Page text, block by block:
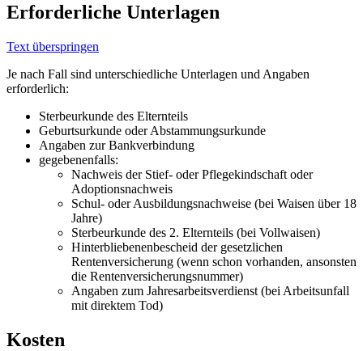
Erforderliche Unterlagen
Text überspringen
Je nach Fall sind unterschiedliche Unterlagen und Angaben
erforderlich:
Sterbeurkunde des Elternteils
Geburtsurkunde oder Abstammungsurkunde
Angaben zur Bankverbindung
gegebenenfalls:
Nachweis der Stief- oder Pflegekindschaft oder
Adoptionsnachweis
Schul- oder Ausbildungsnachweise (bei Waisen über 18
Jahre)
Sterbeurkunde des 2. Elternteils (bei Vollwaisen)
Hinterbliebenenbescheid der gesetzlichen
Rentenversicherung (wenn schon vorhanden, ansonsten
die Rentenversicherungsnummer)
Angaben zum Jahresarbeitsverdienst (bei Arbeitsunfall
mit direktem Tod)
Kosten